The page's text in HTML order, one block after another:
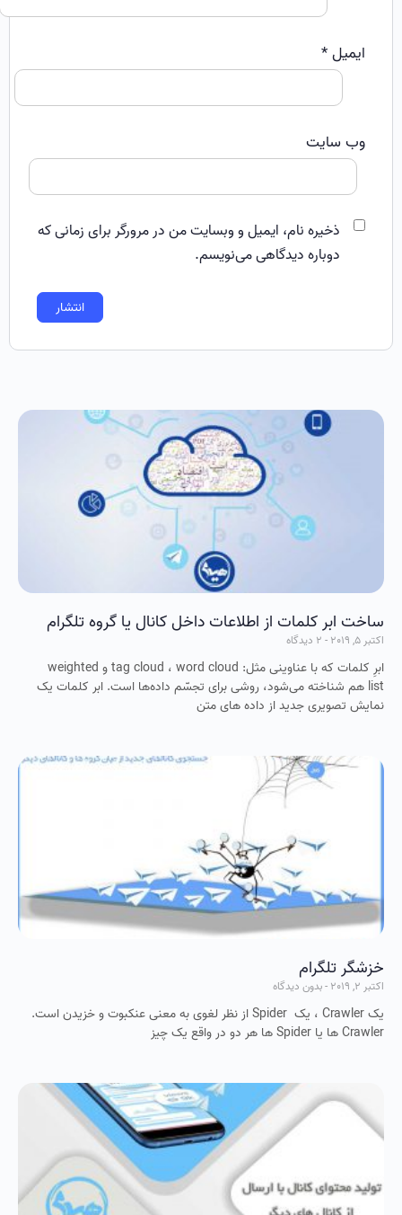
ایمیل*
وب‌ سایت
ذخیره نام، ایمیل و وبسایت من در مرورگر برای زمانی که
دوباره دیدگاهی می‌نویسم.
ساخت ابر کلمات از اطلاعات داخل کانال یا گروه تلگرام
اکتبر 5, 2019
ابرِ کلمات که با عناوینی مثل: tag cloud ، word cloud و weighted
list هم شناخته می‌شود، روشی برای تجسّم داده‌ها است. ابر کلمات یک
نمایش تصویری جدید از داده های متن
خزشگر تلگرام
اکتبر 2, 2019 بدون دیدگاه
یک Crawler ، یک Spider از نظر لغوی به معنی عنکبوت و خزیدن است.
Crawler ها یا Spider ها هر دو در واقع یک چیز